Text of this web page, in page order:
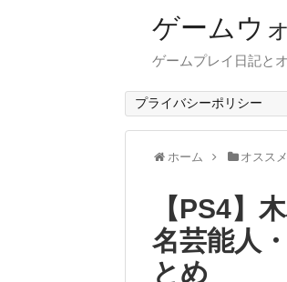
ゲームウ
ゲームプレイ日記と
プライバシーポリシー
ホーム オスス
【PS4】
名芸能人
とめ